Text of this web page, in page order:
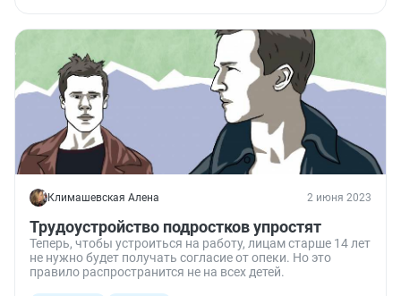
Климашевская Алена 2 июня 2023
Трудоустройство подростков упростят
Теперь, чтобы устроиться на работу, лицам старше 14 лет
не нужно будет получать согласие от опеки. Но это
правило распространится не на всех детей.